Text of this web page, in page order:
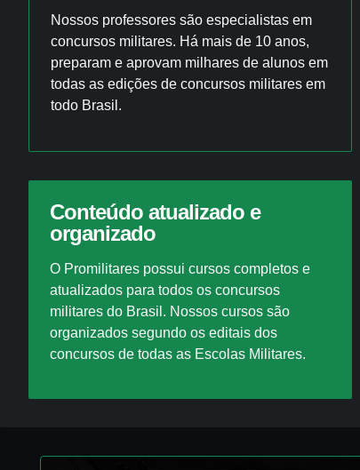
Nossos professores são especialistas em
concursos militares. Há mais de 10 anos,
preparam e aprovam milhares de alunos em
todas as edições de concursos militares em
todo Brasil.
Conteúdo atualizado e
organizado
O Promilitares possui cursos completos e
atualizados para todos os concursos
militares do Brasil. Nossos cursos são
organizados segundo os editais dos
concursos de todas as Escolas Militares.